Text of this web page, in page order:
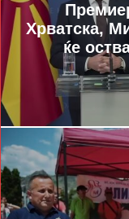
Хрватска,
ќе